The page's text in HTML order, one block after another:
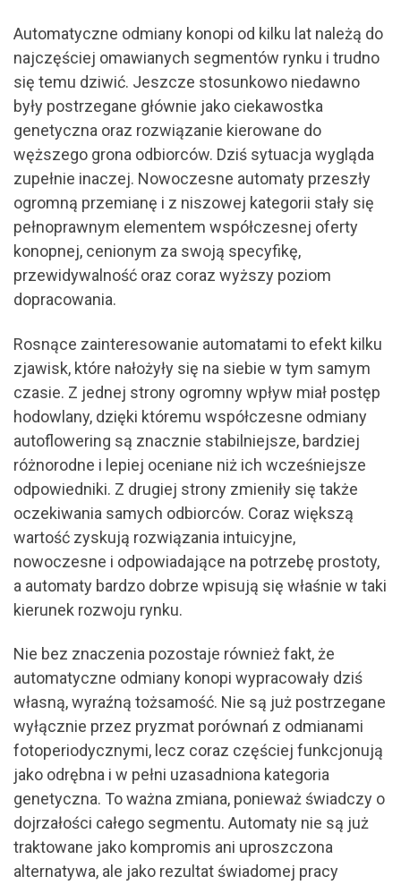
Automatyczne odmiany konopi od kilku lat należą do
najczęściej omawianych segmentów rynku i trudno
się temu dziwić. Jeszcze stosunkowo niedawno
były postrzegane głównie jako ciekawostka
genetyczna oraz rozwiązanie kierowane do
węższego grona odbiorców. Dziś sytuacja wygląda
zupełnie inaczej. Nowoczesne automaty przeszły
ogromną przemianę i z niszowej kategorii stały się
pełnoprawnym elementem współczesnej oferty
konopnej, cenionym za swoją specyfikę,
przewidywalność oraz coraz wyższy poziom
dopracowania.
Rosnące zainteresowanie automatami to efekt kilku
zjawisk, które nałożyły się na siebie w tym samym
czasie. Z jednej strony ogromny wpływ miał postęp
hodowlany, dzięki któremu współczesne odmiany
autoflowering są znacznie stabilniejsze, bardziej
różnorodne i lepiej oceniane niż ich wcześniejsze
odpowiedniki. Z drugiej strony zmieniły się także
oczekiwania samych odbiorców. Coraz większą
wartość zyskują rozwiązania intuicyjne,
nowoczesne i odpowiadające na potrzebę prostoty,
a automaty bardzo dobrze wpisują się właśnie w taki
kierunek rozwoju rynku.
Nie bez znaczenia pozostaje również fakt, że
automatyczne odmiany konopi wypracowały dziś
własną, wyraźną tożsamość. Nie są już postrzegane
wyłącznie przez pryzmat porównań z odmianami
fotoperiodycznymi, lecz coraz częściej funkcjonują
jako odrębna i w pełni uzasadniona kategoria
genetyczna. To ważna zmiana, ponieważ świadczy o
dojrzałości całego segmentu. Automaty nie są już
traktowane jako kompromis ani uproszczona
alternatywa, ale jako rezultat świadomej pracy